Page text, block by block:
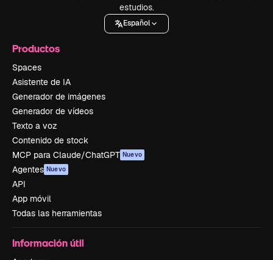
estudios.
Español
Productos
Spaces
Asistente de IA
Generador de imágenes
Generador de vídeos
Texto a voz
Contenido de stock
MCP para Claude/ChatGPT Nuevo
Agentes Nuevo
API
App móvil
Todas las herramientas
Información útil